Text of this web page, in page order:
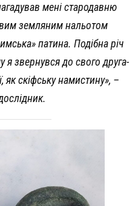
мені стародавню
земляним нальотом
патина. Подібна річ
звернувся до свого друга-
як скіфську намистину», –